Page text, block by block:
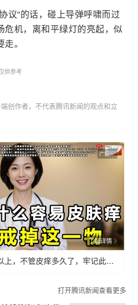
议”的话，碰上导弹呼啸而过
危机，离和平绿灯的亮起，似
。
供参考
创作者，不代表腾讯新闻的观点和立
广告
了解详情
凡是皮肤瘙痒1月以上，不管皮痒多久了，牢记此法，快！准！狠！
打开腾讯新闻查看更多